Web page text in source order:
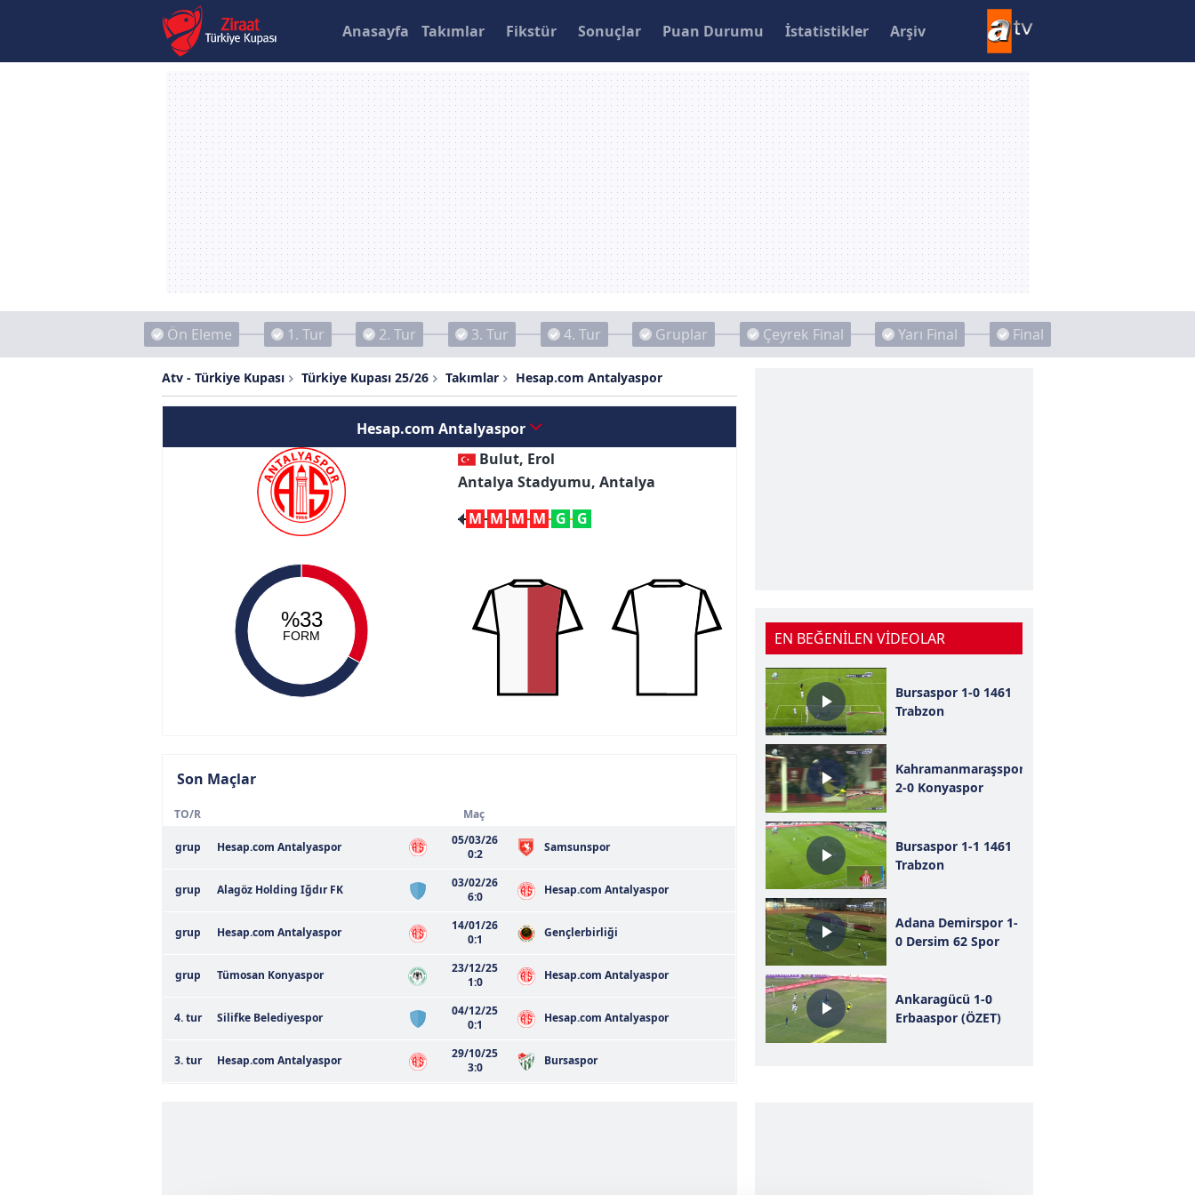
Anasayfa Takımlar Fikstür Sonuçlar Puan Durumu İstatistikler Arşiv
Ön Eleme 1. Tur 2. Tur 3. Tur 4. Tur Gruplar Çeyrek Final Yarı Final Final
Atv - Türkiye Kupası Türkiye Kupası 25/26 Takımlar Hesap.com Antalyaspor
Hesap.com Antalyaspor
Bulut, Erol
Antalya Stadyumu, Antalya
M M M M G G
%33
FORM
Son Maçlar
TO/R Maç
grup Hesap.com Antalyaspor
05/03/26
0:2
Samsunspor
grup Alagöz Holding Iğdır FK
03/02/26
6:0
Hesap.com Antalyaspor
grup Hesap.com Antalyaspor
14/01/26
0:1
Gençlerbirliği
grup Tümosan Konyaspor
23/12/25
1:0
Hesap.com Antalyaspor
4. tur Silifke Belediyespor
04/12/25
0:1
Hesap.com Antalyaspor
3. tur Hesap.com Antalyaspor
29/10/25
3:0
Bursaspor
EN BEĞENİLEN VİDEOLAR
Bursaspor 1-0 1461
Trabzon
Kahramanmaraşspor
2-0 Konyaspor
Bursaspor 1-1 1461
Trabzon
Adana Demirspor 1-
0 Dersim 62 Spor
Ankaragücü 1-0
Erbaaspor (ÖZET)